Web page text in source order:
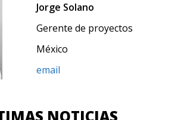
Jorge Solano
Gerente de proyectos
México
email